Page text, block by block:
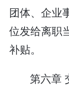
团体、企业
位发给离职
补贴。
第六章